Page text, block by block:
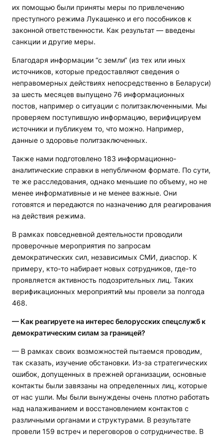
их помощью были приняты меры по привлечению
преступного режима Лукашенко и его пособников к
законной ответственности. Как результат — введены
санкции и другие меры.
Благодаря информации “с земли“ (из тех или иных
источников, которые предоставляют сведения о
неправомерных действиях непосредственно в Беларуси)
за шесть месяцев выпущено 76 информационных
постов, например о ситуации с политзаключенными. Мы
проверяем поступившую информацию, верифицируем
источники и публикуем то, что можно. Например,
данные о здоровье политзаключенных.
Также нами подготовлено 183 информационно-
аналитические справки в непубличном формате. По сути,
те же расследования, однако меньшие по объему, но не
менее информативные и не менее важные. Они
готовятся и передаются по назначению для реагирования
на действия режима.
В рамках повседневной деятельности проводили
проверочные мероприятия по запросам
демократических сил, независимых СМИ, диаспор. К
примеру, кто-то набирает новых сотрудников, где-то
проявляется активность подозрительных лиц. Таких
верификационных мероприятий мы провели за полгода
468.
— Как реагируете на интерес белорусских спецслужб к
демократическим силам за границей?
— В рамках своих возможностей пытаемся проводим,
так сказать, изучение обстановки. Из-за стратегических
ошибок, допущенных в прежней организации, основные
контакты были завязаны на определенных лиц, которые
от нас ушли. Мы были вынуждены очень плотно работать
над налаживанием и восстановлением контактов с
различными органами и структурами. В результате
провели 159 встреч и переговоров о сотрудничестве. В